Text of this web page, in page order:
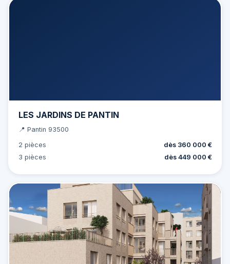
LES JARDINS DE PANTIN
📍 Pantin 93500
2 pièces
dès 360 000 €
3 pièces
dès 449 000 €